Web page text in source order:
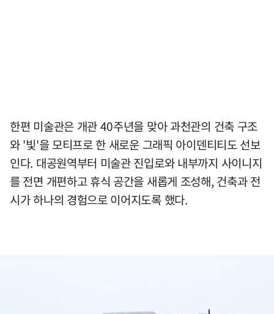
한편 미술관은 개관 40주년을 맞아 과천관의 건축 구조
와 '빛'을 모티프로 한 새로운 그래픽 아이덴티티도 선보
인다. 대공원역부터 미술관 진입로와 내부까지 사이니지
를 전면 개편하고 휴식 공간을 새롭게 조성해, 건축과 전
시가 하나의 경험으로 이어지도록 했다.